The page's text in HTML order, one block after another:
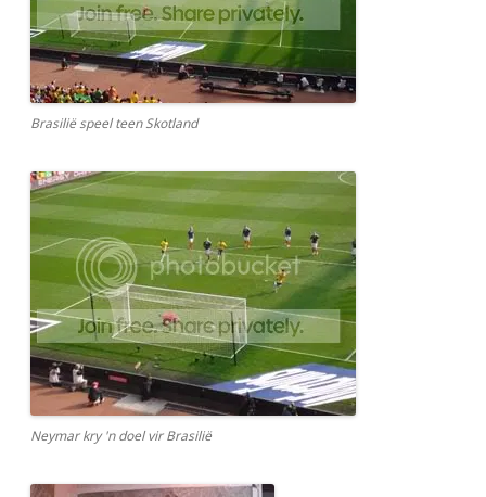
Brasilië speel teen Skotland
Neymar kry 'n doel vir Brasilië